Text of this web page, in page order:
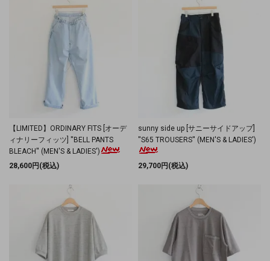
【LIMITED】ORDINARY FITS [オーデ
ィナリーフィッツ] ''BELL PANTS
BLEACH'' (MEN'S & LADIES')
28,600円(税込)
sunny side up [サニーサイドアップ]
''S65 TROUSERS'' (MEN'S & LADIES')
29,700円(税込)